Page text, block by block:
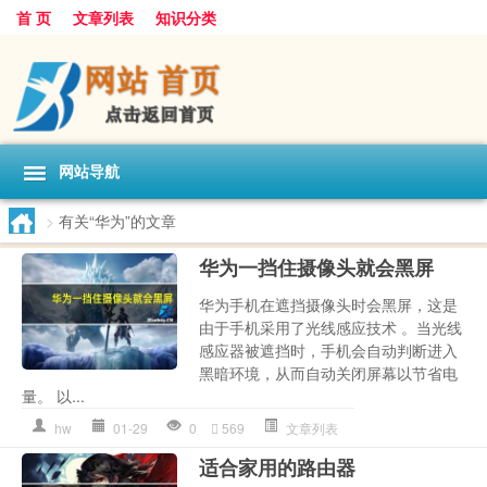
首 页 文章列表 知识分类
网站导航
> 有关“华为”的文章
华为一挡住摄像头就会黑屏
华为手机在遮挡摄像头时会黑屏，这是
由于手机采用了光线感应技术 。当光线
感应器被遮挡时，手机会自动判断进入
黑暗环境，从而自动关闭屏幕以节省电
量。 以...
hw 01-29 0 569 文章列表
适合家用的路由器